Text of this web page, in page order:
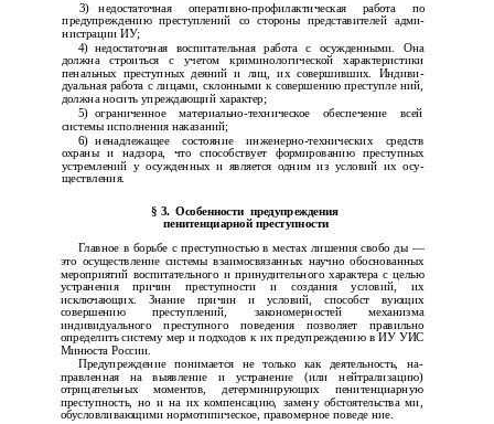
3)
недостаточная оперативно-профилактическая работа по
предупреждению преступлений со стороны представителей адми­
нистрации ИУ;
4) недостаточная воспитательная работа с осужденными. Она
должна строиться с учетом криминологической характеристики
пенальных преступных деяний и лиц, их совершивших. Индиви­
дуальная работа с лицами, склонными к совершению преступле­ ний,
должна носить упреждающий характер;
5) ограниченноематериально-техническое обеспечение всей
системы исполнения наказаний;
6) ненадлежащее состояниеинженерно-технических средств
охраны и надзора, что способствует формированию преступных
устремлений у осужденных и является одним из условий их осу­
ществления.
§ 3. Особенности предупреждения
пенитенциарной преступности
Главное в борьбе с преступностью в местах лишения свобо­ ды —
это осуществление системы взаимосвязанных научно обоснованных
мероприятий воспитательного и принудительного характера с целью
устранения причин преступности и создания условий, их
исключающих. Знание причин и условий, способст­ вующих
совершению преступлений, закономерностей механизма
индивидуального преступного поведения позволяет правильно
определить систему мер и подходов к их предупреждению в ИУ УИС
Минюста России.
Предупреждение понимается не только как деятельность, на­
правленная на выявление и устранение (или нейтрализацию)
отрицательных моментов, детерминирующих пенитенциарную
преступность, но и на их компенсацию, замену обстоятельства­ ми,
обусловливающими нормотипическое, правомерное поведе­ ние.